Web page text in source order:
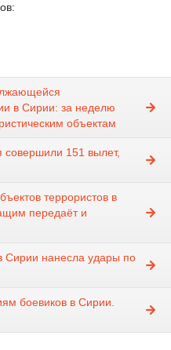
в Сирии: за неделю
объектам
совершили 151 вылет,
террористов в
передаёт и
Сирии нанесла удары по
боевиков в Сирии.